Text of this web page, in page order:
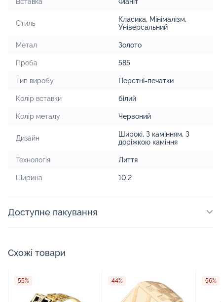
Стиль Класика, Мінімалізм,
Універсальний
Метал Золото
Проба 585
Тип виробу Перстні-печатки
Колір вставки білий
Колір металу Червоний
Дизайн Широкі, З камінням, З
доріжкою каміння
Технологія Лиття
Ширина 10.2
Доступне пакування
Схожі товари
55% 44% 56%